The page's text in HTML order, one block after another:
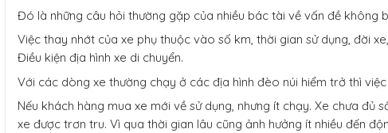
Đó là những câu hỏi thường gặp của nhiều bác tài về vấn đề không
Việc thay nhớt của xe phụ thuộc vào số km, thời gian sử dụng, đời
Điều kiện địa hình xe di chuyển.
Với các dòng xe thường chạy ở các địa hình đèo núi hiểm trở thì
Nếu khách hàng mua xe mới về sử dụng, nhưng ít chạy. Xe chưa
xe được trơn tru. Vì qua thời gian lâu cũng ảnh hưởng ít nhiều đến